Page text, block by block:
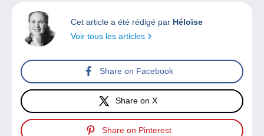
Cet article a été rédigé par Héloïse
Voir tous les articles
Share on Facebook
Share on X
Share on Pinterest